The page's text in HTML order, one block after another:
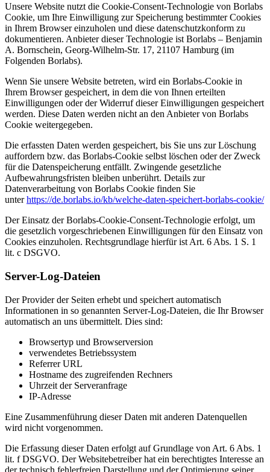
Unsere Website nutzt die Cookie-Consent-Technologie von Borlabs
Cookie, um Ihre Einwilligung zur Speicherung bestimmter Cookies
in Ihrem Browser einzuholen und diese datenschutzkonform zu
dokumentieren. Anbieter dieser Technologie ist Borlabs – Benjamin
A. Bornschein, Georg-Wilhelm-Str. 17, 21107 Hamburg (im
Folgenden Borlabs).
Wenn Sie unsere Website betreten, wird ein Borlabs-Cookie in
Ihrem Browser gespeichert, in dem die von Ihnen erteilten
Einwilligungen oder der Widerruf dieser Einwilligungen gespeichert
werden. Diese Daten werden nicht an den Anbieter von Borlabs
Cookie weitergegeben.
Die erfassten Daten werden gespeichert, bis Sie uns zur Löschung
auffordern bzw. das Borlabs-Cookie selbst löschen oder der Zweck
für die Datenspeicherung entfällt. Zwingende gesetzliche
Aufbewahrungsfristen bleiben unberührt. Details zur
Datenverarbeitung von Borlabs Cookie finden Sie
unterhttps://de.borlabs.io/kb/welche-daten-speichert-borlabs-cookie/
Der Einsatz der Borlabs-Cookie-Consent-Technologie erfolgt, um
die gesetzlich vorgeschriebenen Einwilligungen für den Einsatz von
Cookies einzuholen. Rechtsgrundlage hierfür ist Art. 6 Abs. 1 S. 1
lit. c DSGVO.
Server-Log-Dateien
Der Provider der Seiten erhebt und speichert automatisch
Informationen in so genannten Server-Log-Dateien, die Ihr Browser
automatisch an uns übermittelt. Dies sind:
Browsertyp und Browserversion
verwendetes Betriebssystem
Referrer URL
Hostname des zugreifenden Rechners
Uhrzeit der Serveranfrage
IP-Adresse
Eine Zusammenführung dieser Daten mit anderen Datenquellen
wird nicht vorgenommen.
Die Erfassung dieser Daten erfolgt auf Grundlage von Art. 6 Abs. 1
lit. f DSGVO. Der Websitebetreiber hat ein berechtigtes Interesse an
der technisch fehlerfreien Darstellung und der Optimierung seiner